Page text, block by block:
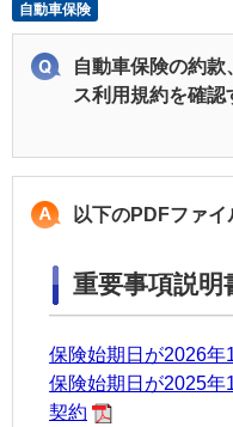
自動車保険
自動車保険の約
ス利用規約を確認
以下のPDFファイ
重要事項説明
保険始期日が2026年
保険始期日が2025
契約